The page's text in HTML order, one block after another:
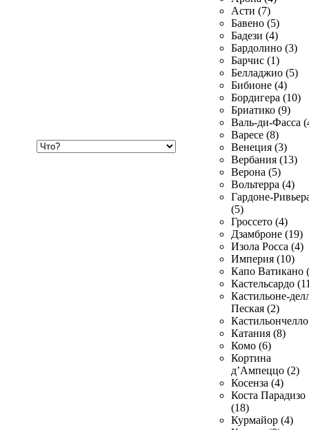
Асти (7)
Бавено (5)
Бадези (4)
Бардолино (3)
Барчис (1)
Белладжио (5)
Бибионе (4)
Бордигера (10)
Бриатико (9)
Валь-ди-Фасса
Варесе (8)
Венеция (3)
Вербания (13)
Верона (5)
Вольтерра (4)
Гардоне-
(5)
Гроссето (4)
Дзамброне (19)
Изола Росса (4)
Империя (10)
Капо Ватикано
Кастельсардо
Кастильоне-
Пеская (2)
Катания (8)
Комо (6)
Кортина
д’Ампеццо (2)
Косенза (4)
Коста Парадизо
(18)
Курмайор (4)